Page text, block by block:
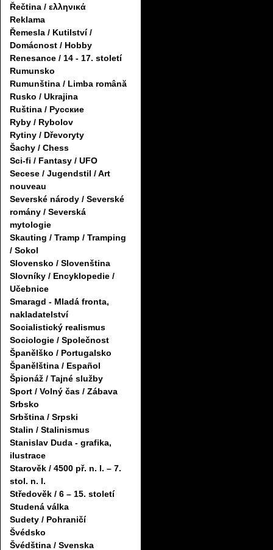
Řečtina / ελληνικά
Reklama
Řemesla / Kutilství /
Domácnost / Hobby
Renesance / 14 - 17. století
Rumunsko
Rumunština / Limba română
Rusko / Ukrajina
Ruština / Русские
Ryby / Rybolov
Rytiny / Dřevoryty
Šachy / Chess
Sci-fi / Fantasy / UFO
Secese / Jugendstil / Art
nouveau
Severské národy / Severské
romány / Severská
mytologie
Skauting / Tramp / Tramping
/ Sokol
Slovensko / Slovenština
Slovníky / Encyklopedie /
Učebnice
Smaragd - Mladá fronta,
nakladatelství
Socialistický realismus
Sociologie / Společnost
Španělško / Portugalsko
Španělština / Español
Špionáž / Tajné služby
Sport / Volný čas / Zábava
Srbsko
Srbština / Srpski
Stalin / Stalinismus
Stanislav Duda - grafika,
ilustrace
Starověk / 4500 př. n. l. – 7.
stol. n. l.
Středověk / 6 – 15. století
Studená válka
Sudety / Pohraničí
Švédsko
Švédština / Svenska